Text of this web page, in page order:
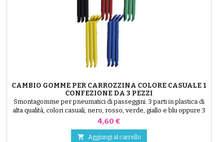
CAMBIO GOMME PER CARROZZINA COLORE CASUALE 1
CONFEZIONE DA 3 PEZZI
Smontagomme per pneumatici di passeggini. 3 parti in plastica di
alta qualità, colori casuali, nero, rosso, verde, giallo e blu oppure 3
parti in acciaio ( grigio ) Il montaggio del pneumatico avviene a
Prezzo
4,60 €
 Aggiungi al carrello